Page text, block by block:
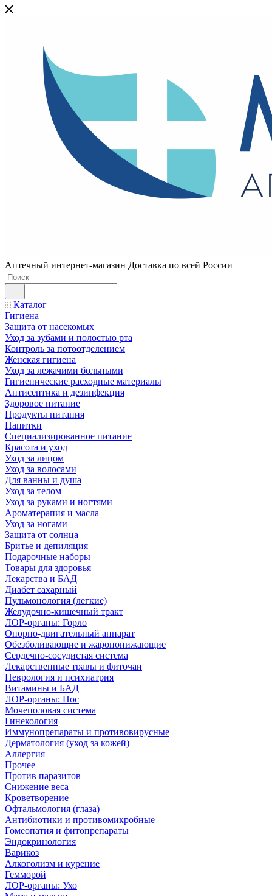
Аптечный интернет-магазин Доставка по всей России
Каталог
Гигиена
Защита от насекомых
Уход за зубами и полостью рта
Контроль за потоотделением
Женская гигиена
Уход за лежачими больными
Гигиенические расходные материалы
Антисептика и дезинфекция
Здоровое питание
Продукты питания
Напитки
Специализированное питание
Красота и уход
Уход за лицом
Уход за волосами
Для ванны и душа
Уход за телом
Уход за руками и ногтями
Ароматерапия и масла
Уход за ногами
Защита от солнца
Бритье и депиляция
Подарочные наборы
Товары для здоровья
Лекарства и БАД
Диабет сахарный
Пульмонология (легкие)
Желудочно-кишечный тракт
ЛОР-органы: Горло
Опорно-двигательный аппарат
Обезболивающие и жаропонижающие
Сердечно-сосудистая система
Лекарственные травы и фиточаи
Неврология и психиатрия
Витамины и БАД
ЛОР-органы: Нос
Мочеполовая система
Гинекология
Иммунопрепараты и противовирусные
Дерматология (уход за кожей)
Аллергия
Прочее
Против паразитов
Снижение веса
Кроветворение
Офтальмология (глаза)
Антибиотики и противомикробные
Гомеопатия и фитопрепараты
Эндокринология
Варикоз
Алкоголизм и курение
Гемморой
ЛОР-органы: Ухо